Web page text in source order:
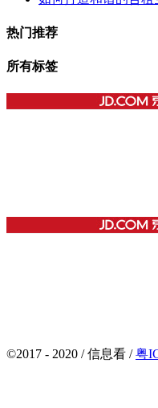
热门推荐
所有标签
©2017 - 2020 / 信息看 /粤